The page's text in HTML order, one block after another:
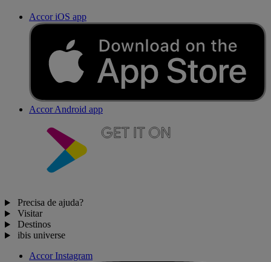
Accor iOS app
Accor Android app
Precisa de ajuda?
Visitar
Destinos
ibis universe
Accor Instagram